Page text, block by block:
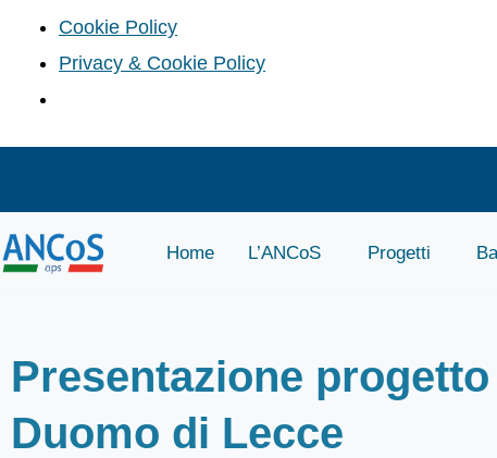
Cookie Policy
Privacy & Cookie Policy
Home L’ANCoS Progetti
Presentazione
Duomo di Lecce